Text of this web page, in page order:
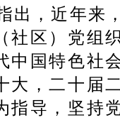
出，近年来
社区）党组
中国特色社
大，二十届
指导，坚持